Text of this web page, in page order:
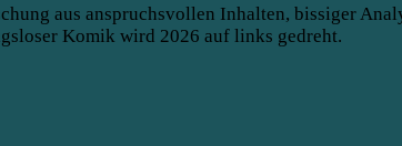
aus anspruchsvollen Inhalten, bissiger
Komik wird 2026 auf links gedreht.